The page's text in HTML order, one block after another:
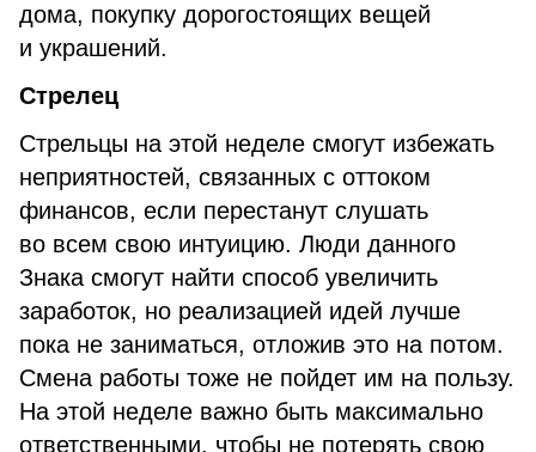
дома, покупку дорогостоящих вещей
и украшений.
Стрелец
Стрельцы на этой неделе смогут избежать
неприятностей, связанных с оттоком
финансов, если перестанут слушать
во всем свою интуицию. Люди данного
Знака смогут найти способ увеличить
заработок, но реализацией идей лучше
пока не заниматься, отложив это на потом.
Смена работы тоже не пойдет им на пользу.
На этой неделе важно быть максимально
ответственными, чтобы не потерять свою